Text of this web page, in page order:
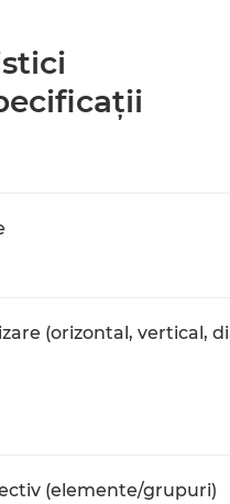
(orizontal, vertical,
(elemente/grupuri)